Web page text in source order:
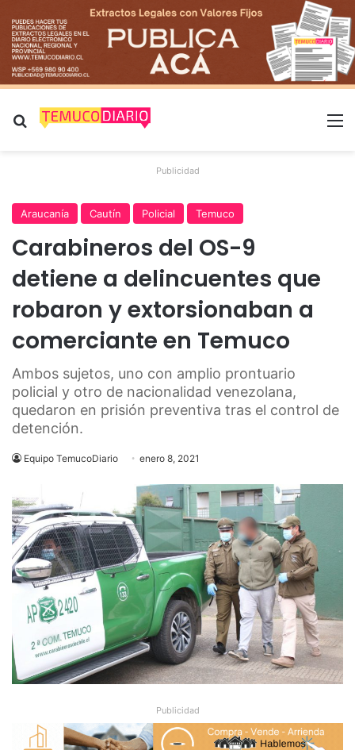
Buscar por
Publicidad
Araucanía Cautín Policial Temuco
Carabineros del OS-9
detiene a delincuentes que
robaron y extorsionaban a
comerciante en Temuco
Ambos sujetos, uno con amplio prontuario
policial y otro de nacionalidad venezolana,
quedaron en prisión preventiva tras el control de
detención.
Equipo TemucoDiario enero 8, 2021
Publicidad